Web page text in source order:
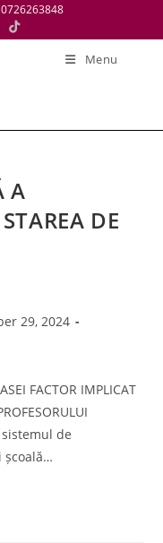
Menu
A
DE
29, 2024
FACTOR IMPLICAT
A PROFESORULUI
de
școală…